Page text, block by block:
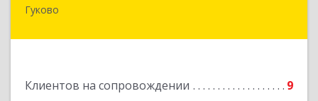
Гуково
Клиентов на сопровождении 9